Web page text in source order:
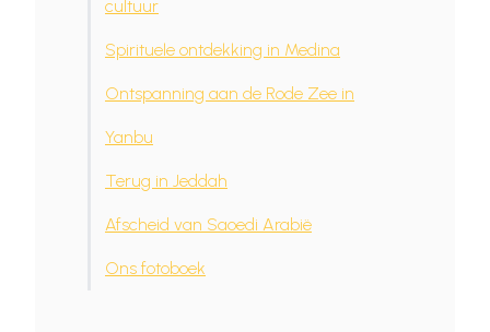
cultuur
Spirituele ontdekking in Medina
Ontspanning aan de Rode Zee in
Yanbu
Terug in Jeddah
Afscheid van Saoedi Arabië
Ons fotoboek